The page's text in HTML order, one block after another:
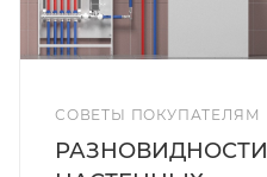
СОВЕТЫ ПОКУПАТЕЛЯМ
РАЗНОВИДНОСТИ